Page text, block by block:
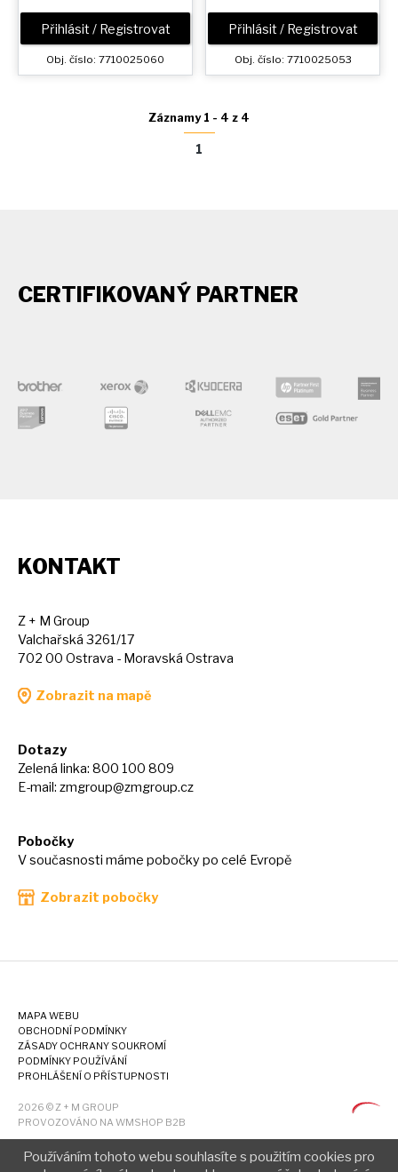
Přihlásit / Registrovat
Obj. číslo: 7710025060
Přihlásit / Registrovat
Obj. číslo: 7710025053
Záznamy 1 - 4 z 4
1
CERTIFIKOVANÝ PARTNER
KONTAKT
Z + M Group
Valchařská 3261/17
702 00 Ostrava - Moravská Ostrava
Zobrazit na mapě
Dotazy
Zelená linka: 800 100 809
E-mail: zmgroup@zmgroup.cz
Pobočky
V současnosti máme pobočky po celé Evropě
Zobrazit pobočky
MAPA WEBU
OBCHODNÍ PODMÍNKY
ZÁSADY OCHRANY SOUKROMÍ
PODMÍNKY POUŽÍVÁNÍ
PROHLÁŠENÍ O PŘÍSTUPNOSTI
2026 © Z + M GROUP
PROVOZOVÁNO NA WMSHOP B2B
Používáním tohoto webu souhlasíte s použitím cookies pro